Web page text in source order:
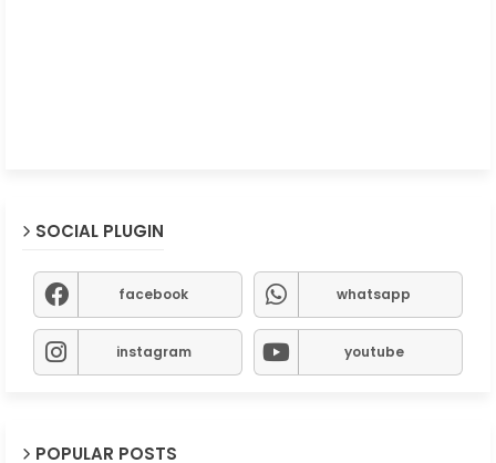
SOCIAL PLUGIN
facebook whatsapp
instagram youtube
POPULAR POSTS